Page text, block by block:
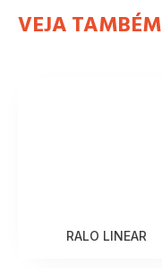
VEJA TAMBÉM
RALO LINEAR